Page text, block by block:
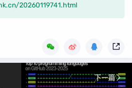
20260119741.html
下一篇